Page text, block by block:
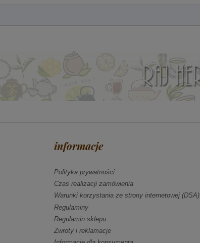
informacje
Polityka prywatności
Czas realizacji zamówienia
Warunki korzystania ze strony internetowej (DSA)
Regulaminy
Regulamin sklepu
Zwroty i reklamacje